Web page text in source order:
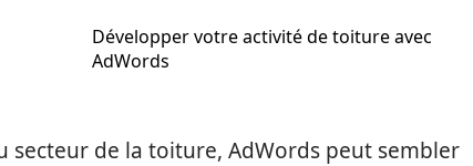
Développer votre activité de toiture avec
AdWords
secteur de la toiture, AdWords peut sembler